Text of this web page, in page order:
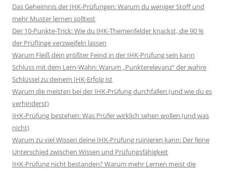
Das Geheimnis der IHK-Prüfungen: Warum du weniger Stoff und
mehr Muster lernen solltest
Der 10-Punkte-Trick: Wie du IHK-Themenfelder knackst, die 90 %
der Prüflinge verzweifeln lassen
Warum Fleiß dein größter Feind in der IHK-Prüfung sein kann
Schluss mit dem Lern-Wahn: Warum „Punkterelevanz“ der wahre
Schlüssel zu deinem IHK-Erfolg ist
Warum die meisten bei der IHK-Prüfung durchfallen (und wie du es
verhinderst)
IHK-Prüfung bestehen: Was Prüfer wirklich sehen wollen (und was
nicht)
Warum zu viel Wissen deine IHK-Prüfung ruinieren kann: Der feine
Unterschied zwischen Wissen und Prüfungsfähigkeit
IHK-Prüfung nicht bestanden? Warum mehr Lernen meist die